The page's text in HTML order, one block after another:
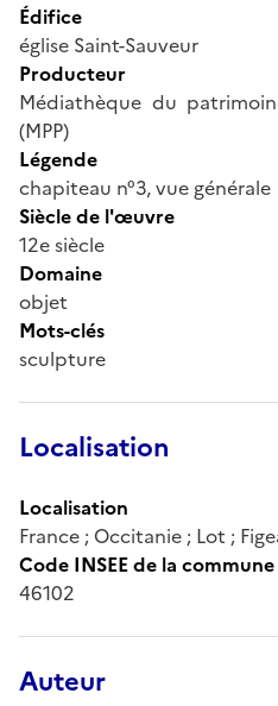
Édifice
église Saint-Sauveur
Producteur
Médiathèque du
(MPP)
Légende
chapiteau n°3, vue générale
Siècle de l'œuvre
12e siècle
Domaine
objet
Mots-clés
sculpture
Localisation
Localisation
France ; Occitanie ; Lot ;
Code INSEE de la commune
46102
Auteur